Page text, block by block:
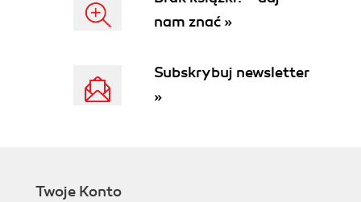
nam znać »
Subskrybuj newsletter
»
Twoje Konto